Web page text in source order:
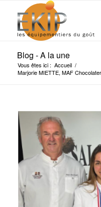
Blog - A la une
Vous êtes ici : Accueil /
Marjorie MIETTE, MAF